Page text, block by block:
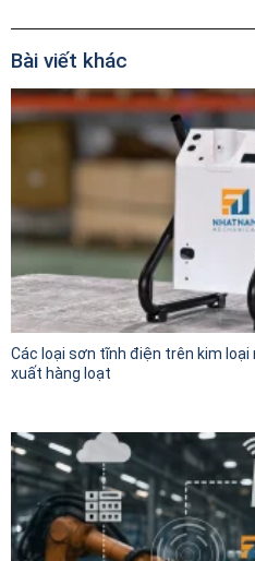
Bài viết khác
Các loại sơn tĩnh điện trên kim
xuất hàng loạt